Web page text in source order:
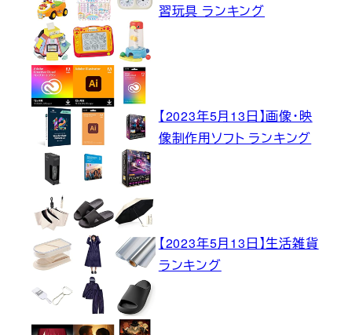
習玩具 ランキング
【2023年5月13日】画像・映
像制作用ソフト ランキング
【2023年5月13日】生活雑貨
ランキング